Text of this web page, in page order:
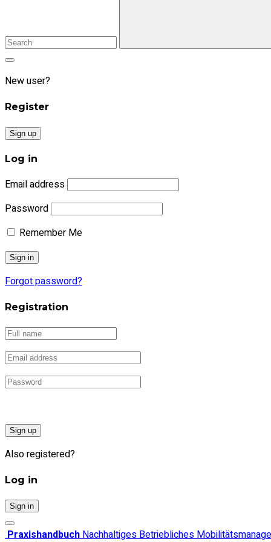
New user?
Register
Sign up
Log in
Email address
Password
Remember Me
Forgot password?
Registration
Sign up
Also registered?
Log in
Sign in
PraxishandbuchNachhaltiges Betriebliches